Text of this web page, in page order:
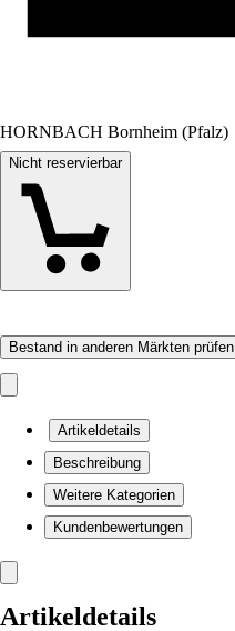
HORNBACH Bornheim (Pfalz)
Nicht reservierbar
Bestand in anderen Märkten prüfen
Artikeldetails
Beschreibung
Weitere Kategorien
Kundenbewertungen
Artikeldetails